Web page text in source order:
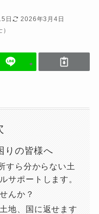
日
2026年3月4日
りの皆様へ
すら分からない土
サポートします。
んか？
地、国に返せます